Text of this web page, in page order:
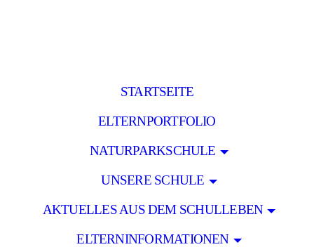
STARTSEITE
ELTERNPORTFOLIO
NATURPARKSCHULE
UNSERE SCHULE
AKTUELLES AUS DEM SCHULLEBEN
ELTERNINFORMATIONEN